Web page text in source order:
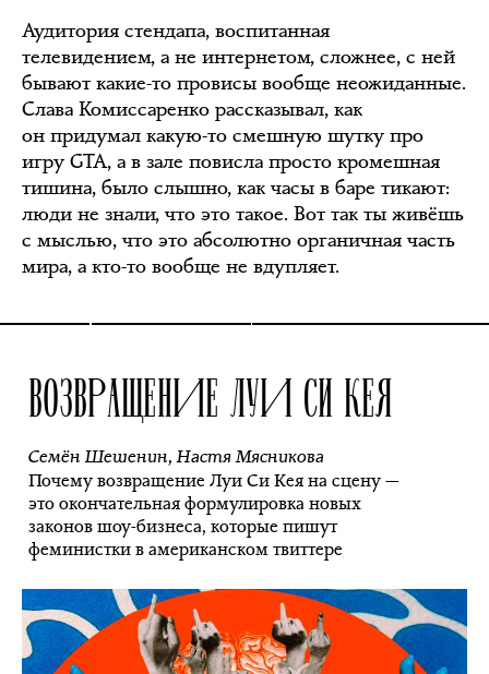
Аудитория стендапа, воспитанная
телевидением, а не интернетом, сложнее, с ней
бывают какие-то провисы вообще неожиданные.
Слава Комиссаренко рассказывал, как
он придумал какую-то смешную шутку про
игру GTA, а в зале повисла просто кромешная
тишина, было слышно, как часы в баре тикают:
люди не знали, что это такое. Вот так ты живёшь
с мыслью, что это абсолютно органичная часть
мира, а кто-то вообще не вдупляет.
ВОЗВРАЩЕНИЕ ЛУИ СИ КЕЯ
Семён Шешенин,Настя Мясникова
Почему возвращение Луи Си Кея на сцену —
это окончательная формулировка новых
законов шоу-бизнеса, которые пишут
феминистки в американском твиттере